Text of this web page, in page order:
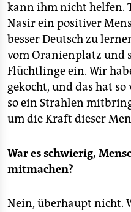
kann ihm nicht helfen.
Nasir ein positiver
besser Deutsch zu
vom Oranienplatz und
Flüchtlinge ein. Wir
gekocht, und das hat
so ein Strahlen
um die Kraft dieser
War es schwierig,
mitmachen?
Nein, überhaupt nicht.